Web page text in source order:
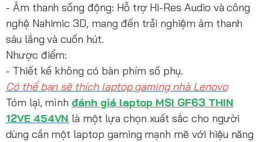
- Âm thanh sống động: Hỗ trợ Hi-Res Audio và công
nghệ Nahimic 3D, mang đến trải nghiệm âm thanh
sâu lắng và cuốn hút.
Nhược điểm:
- Thiết kế không có bàn phím số phụ.
Có thể bạn sẽ thích laptop gaming nhà Lenovo
Tóm lại, mình đánh giá laptop MSI GF63 THIN
12VE 454VN là một lựa chọn xuất sắc cho người
dùng cần một laptop gaming mạnh mẽ với hiệu năng